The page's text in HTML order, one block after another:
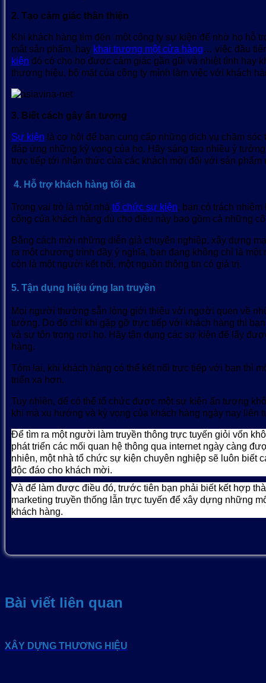
2. Tạo cảm giác thân thiện
Khi khách hàng tìm đến một công ty sự kiện để nhờ họ hỗ
mắt sản phẩm, hay khai trương một cửa hàng… việc đầu
kiện đó có cho họ được cảm giác gần gũi và nhiệt tình hay
thương hiệu, bộ mặt của công ty mình làm việc với khách
3. Biết cách gây ấn tượng
Sự kiện là cơ hội để bạn cung cấp những dịch vụ chăm sóc
đáp ứng những kỳ vọng của họ. Hãy sáng tạo nhiều ý
trực tiếp tới nhận thức của các khách mời đối với sản phẩm
4. Hỗ trợ khách hàng tối đa
Trong vai trò là một nhà tổ chức sự kiện, bạn có trách
công của khách hàng dù cho điều này bao gồm cả những
Bằng cách mời những diễn giả chuyên nghiệp, xây dựng
ra một chương trình đầy ý nghĩa, bạn đang không chỉ là một
còn là một người kết nối, một nguồn thông tin có giá trị.
5. Tận dụng hiệu ứng lan truyền
Mọi người thường sẵn lòng giới thiệu với người quen về
tưởng. Do đó chỉ khi gặp gỡ trực tiếp với khách hàng thì
và sự tôn trọng nơi họ. Hãy tận dụng các sự kiện để lấy
hàng.
Tóm lại, khi khách hàng có thể kết nối trực tiếp với bạn thì
triển xa hơn.
Tuy nhiên, để có thể tổ chức được một sự kiện ấn tượng
khi mà xu hướng và kỳ vọng của khách hàng ngày nay liên
Để tìm ra một người làm truyền thông trực tuyến giỏi vốn
phát triển các mối quan hệ thông qua internet ngày càng
nhiên, một nhà tổ chức sự kiện chuyên nghiệp sẽ luôn biết
độc đáo cho khách mời.
Và để làm được điều đó, trước tiên bạn phải biết kết hợp
marketing truyền thống lẫn trực tuyến để xây dựng những
khách hàng.
Bài viết liên quan
XÂY DỰNG THƯƠNG HIỆU